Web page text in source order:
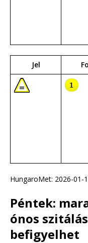
Jel
HungaroMet: 2026-01-
Péntek:
ónos
befigyelhet